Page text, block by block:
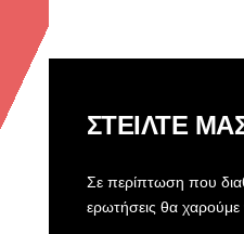
ΣΤΕΙΛΤΕ
Σε περίπτωση που
ερωτήσεις θα